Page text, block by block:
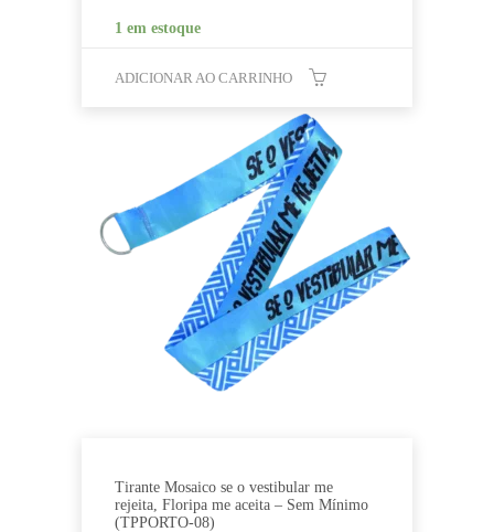
1 em estoque
ADICIONAR AO CARRINHO
Tirante Mosaico se o vestibular me
rejeita, Floripa me aceita – Sem Mínimo
(TPPORTO-08)